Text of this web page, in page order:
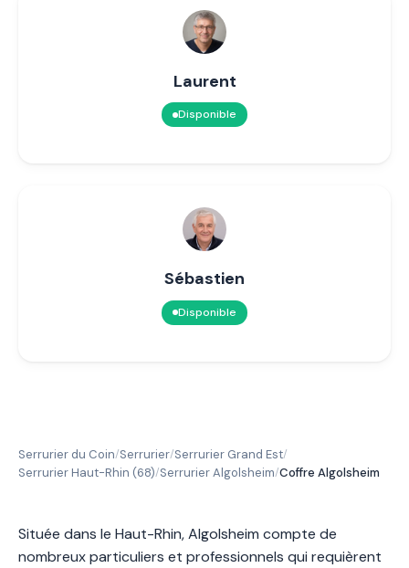
Laurent
Disponible
Sébastien
Disponible
Serrurier du Coin/Serrurier/Serrurier Grand Est/
Serrurier Haut-Rhin (68)/Serrurier Algolsheim/Coffre Algolsheim
Située dans le Haut-Rhin, Algolsheim compte de
nombreux particuliers et professionnels qui requièrent